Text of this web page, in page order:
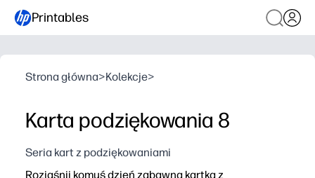
Printables
Strona główna>Kolekcje>
Karta podziękowania 8
Seria kart z podziękowaniami
Rozjaśnij komuś dzień zabawną kartką z